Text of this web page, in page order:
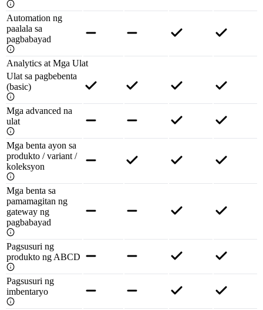
Automation ng
paalala sa
pagbabayad
Analytics at Mga Ulat
Ulat sa pagbebenta
(basic)
Mga advanced na
ulat
Mga benta ayon sa
produkto / variant /
koleksyon
Mga benta sa
pamamagitan ng
gateway ng
pagbabayad
Pagsusuri ng
produkto ng ABCD
Pagsusuri ng
imbentaryo